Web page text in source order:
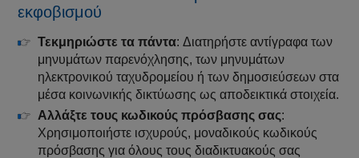
εκφοβισμού
Τεκμηριώστε τα πάντα: Διατηρήστε αντίγραφα των
μηνυμάτων παρενόχλησης, των μηνυμάτων
ηλεκτρονικού ταχυδρομείου ή των δημοσιεύσεων στα
μέσα κοινωνικής δικτύωσης ως αποδεικτικά στοιχεία.
Αλλάξτε τους κωδικούς πρόσβασης σας:
Χρησιμοποιήστε ισχυρούς, μοναδικούς κωδικούς
πρόσβασης για όλους τους διαδικτυακούς σας